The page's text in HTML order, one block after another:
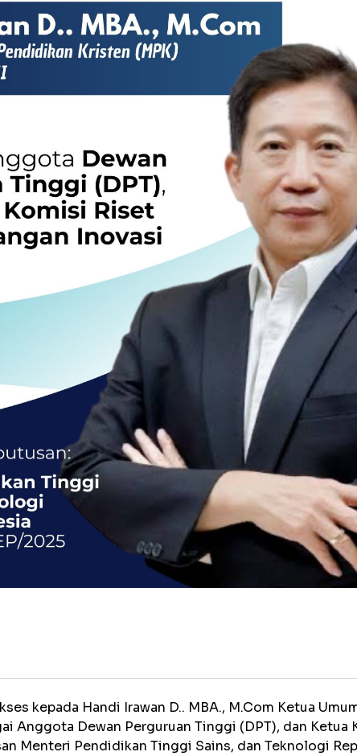
kepada Handi Irawan D.. MBA., M.Com Ketua
Anggota Dewan Perguruan Tinggi (DPT), dan Ketua
Menteri Pendidikan Tinggi Sains, dan Teknologi